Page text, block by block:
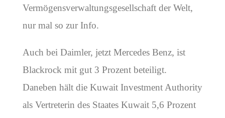
Vermögensverwaltungsgesellschaft der Welt,
nur mal so zur Info.
Auch bei Daimler, jetzt Mercedes Benz, ist
Blackrock mit gut 3 Prozent beteiligt.
Daneben hält die Kuwait Investment Authority
als Vertreterin des Staates Kuwait 5,6 Prozent